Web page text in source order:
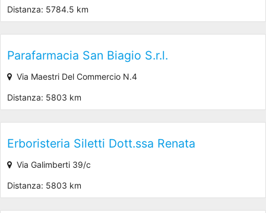
Distanza: 5784.5 km
Parafarmacia San Biagio S.r.l.
Via Maestri Del Commercio N.4
Distanza: 5803 km
Erboristeria Siletti Dott.ssa Renata
Via Galimberti 39/c
Distanza: 5803 km